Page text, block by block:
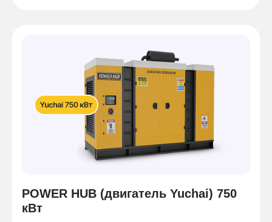
POWER HUB (двигатель Yuchai) 750
кВт